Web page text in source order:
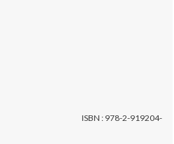
ISBN : 978-2-919204-